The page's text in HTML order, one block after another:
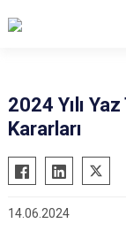
Çerkezköy
Çorlu
Malkara
2024 Yılı
Kararları
14.06.2024